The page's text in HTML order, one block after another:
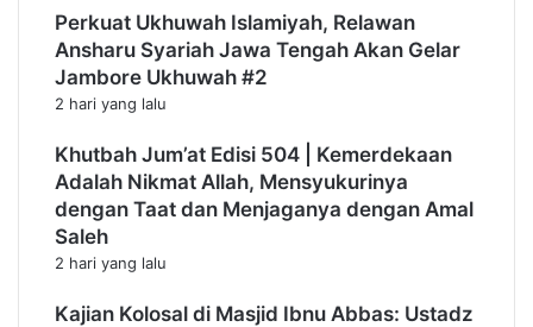
Perkuat Ukhuwah Islamiyah, Relawan
Ansharu Syariah Jawa Tengah Akan Gelar
Jambore Ukhuwah #2
2 hari yang lalu
Khutbah Jum’at Edisi 504 | Kemerdekaan
Adalah Nikmat Allah, Mensyukurinya
dengan Taat dan Menjaganya dengan Amal
Saleh
2 hari yang lalu
Kajian Kolosal di Masjid Ibnu Abbas: Ustadz